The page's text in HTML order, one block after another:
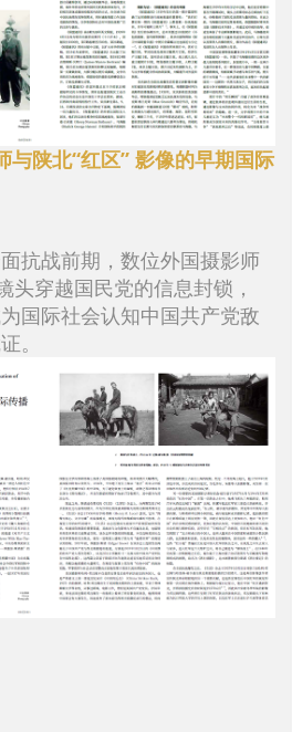
与陕北“红区” 影像的早期国际
抗战前期，数位外国摄影师
头穿越国民党的信息封锁，
国际社会认知中国共产党敌
。